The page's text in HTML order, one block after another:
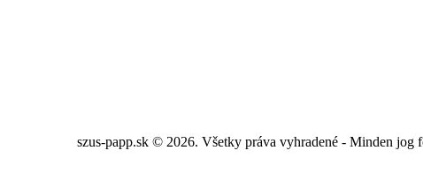
szus-papp.sk © 2026. Všetky práva vyhradené - Minden jog